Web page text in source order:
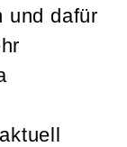
und dafür